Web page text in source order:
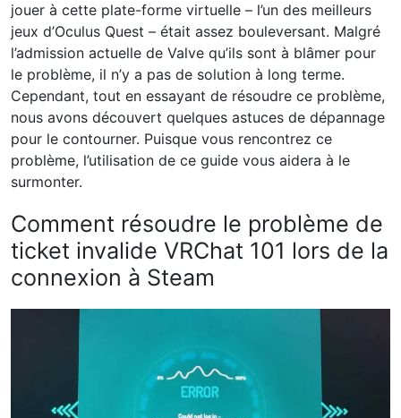
jouer à cette plate-forme virtuelle – l’un des meilleurs
jeux d’Oculus Quest – était assez bouleversant. Malgré
l’admission actuelle de Valve qu’ils sont à blâmer pour
le problème, il n’y a pas de solution à long terme.
Cependant, tout en essayant de résoudre ce problème,
nous avons découvert quelques astuces de dépannage
pour le contourner. Puisque vous rencontrez ce
problème, l’utilisation de ce guide vous aidera à le
surmonter.
Comment résoudre le problème de
ticket invalide VRChat 101 lors de la
connexion à Steam